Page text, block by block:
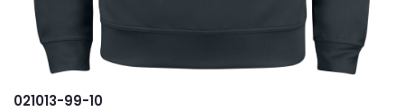
021013-99-10